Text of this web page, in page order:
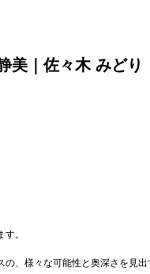
美｜佐々木 みど
。
、様々な可能性と奥深さを見出